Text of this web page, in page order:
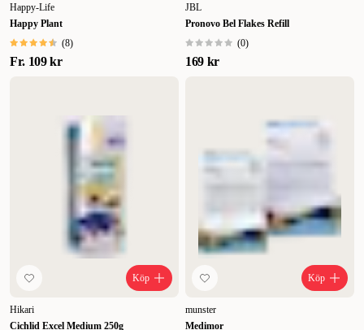
Happy-Life
Happy Plant
(8)
Fr. 109 kr
JBL
Pronovo Bel Flakes Refill
(0)
169 kr
Köp
Hikari
Cichlid Excel Medium 250g
Köp
munster
Medimor